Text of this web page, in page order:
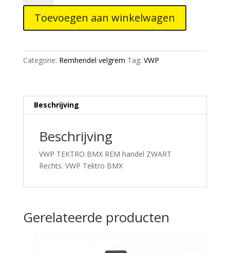
Remgreep
vinger
BMX/Freestyle
alu
Toevoegen aan winkelwagen
Categorie: Remhendel velgrem Tag: VWP
Beschrijving
Beschrijving
VWP TEKTRO BMX REM handel ZWART
Rechts. VWP Tektro BMX
Gerelateerde producten